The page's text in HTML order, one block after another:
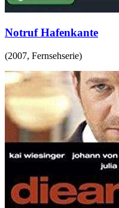
Notruf Hafenkante
(2007, Fernsehserie)